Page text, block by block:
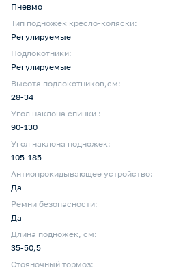
Пневмо
Тип подножек кресло-коляски:
Регулируемые
Подлокотники:
Регулируемые
Высота подлокотников,см:
28-34
Угол наклона спинки :
90-130
Угол наклона подножек:
105-185
Антиопрокидывающее устройство:
Да
Ремни безопасности:
Да
Длина подножек, см:
35-50,5
Стояночный тормоз: